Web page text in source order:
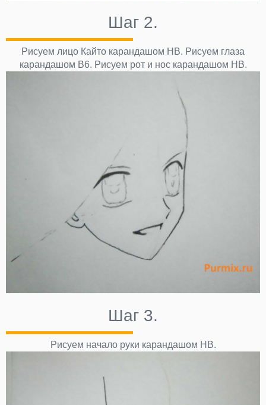
Шаг 2.
Рисуем лицо Кайто карандашом НВ. Рисуем глаза
карандашом В6. Рисуем рот и нос карандашом НВ.
Шаг 3.
Рисуем начало руки карандашом НВ.